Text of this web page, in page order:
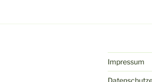
Impressum